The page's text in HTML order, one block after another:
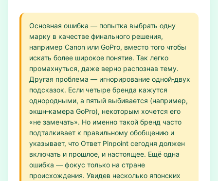
Основная ошибка — попытка выбрать одну
марку в качестве финального решения,
например Canon или GoPro, вместо того чтобы
искать более широкое понятие. Так легко
промахнуться, даже верно распознав тему.
Другая проблема — игнорирование одной‑двух
подсказок. Если четыре бренда кажутся
однородными, а пятый выбивается (например,
экшн‑камера GoPro), некоторым хочется его
«не замечать». Но именно такой бренд часто
подталкивает к правильному обобщению и
указывает, что Ответ Pinpoint сегодня должен
включать и прошлое, и настоящее. Ещё одна
ошибка — фокус только на стране
происхождения. Увидев несколько японских